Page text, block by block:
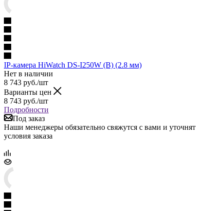
IP-камера HiWatch DS-I250W (B) (2.8 мм)
Нет в наличии
8 743 руб./шт
Варианты цен
8 743 руб./шт
Подробности
Под заказ
Наши менеджеры обязательно свяжутся с вами и уточнят
условия заказа